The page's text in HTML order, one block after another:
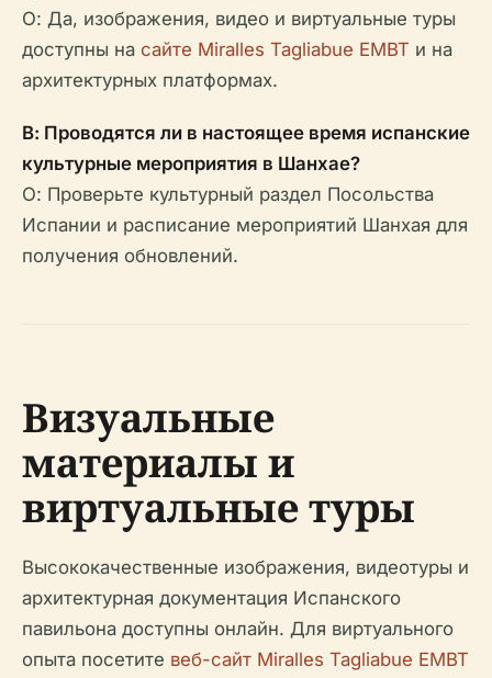
О: Да, изображения, видео и виртуальные туры
доступны на сайте Miralles Tagliabue EMBT и на
архитектурных платформах.
В: Проводятся ли в настоящее время испанские
культурные мероприятия в Шанхае?
О: Проверьте культурный раздел Посольства
Испании и расписание мероприятий Шанхая для
получения обновлений.
Визуальные
материалы и
виртуальные туры
Высококачественные изображения, видеотуры и
архитектурная документация Испанского
павильона доступны онлайн. Для виртуального
опыта посетите веб-сайт Miralles Tagliabue EMBT